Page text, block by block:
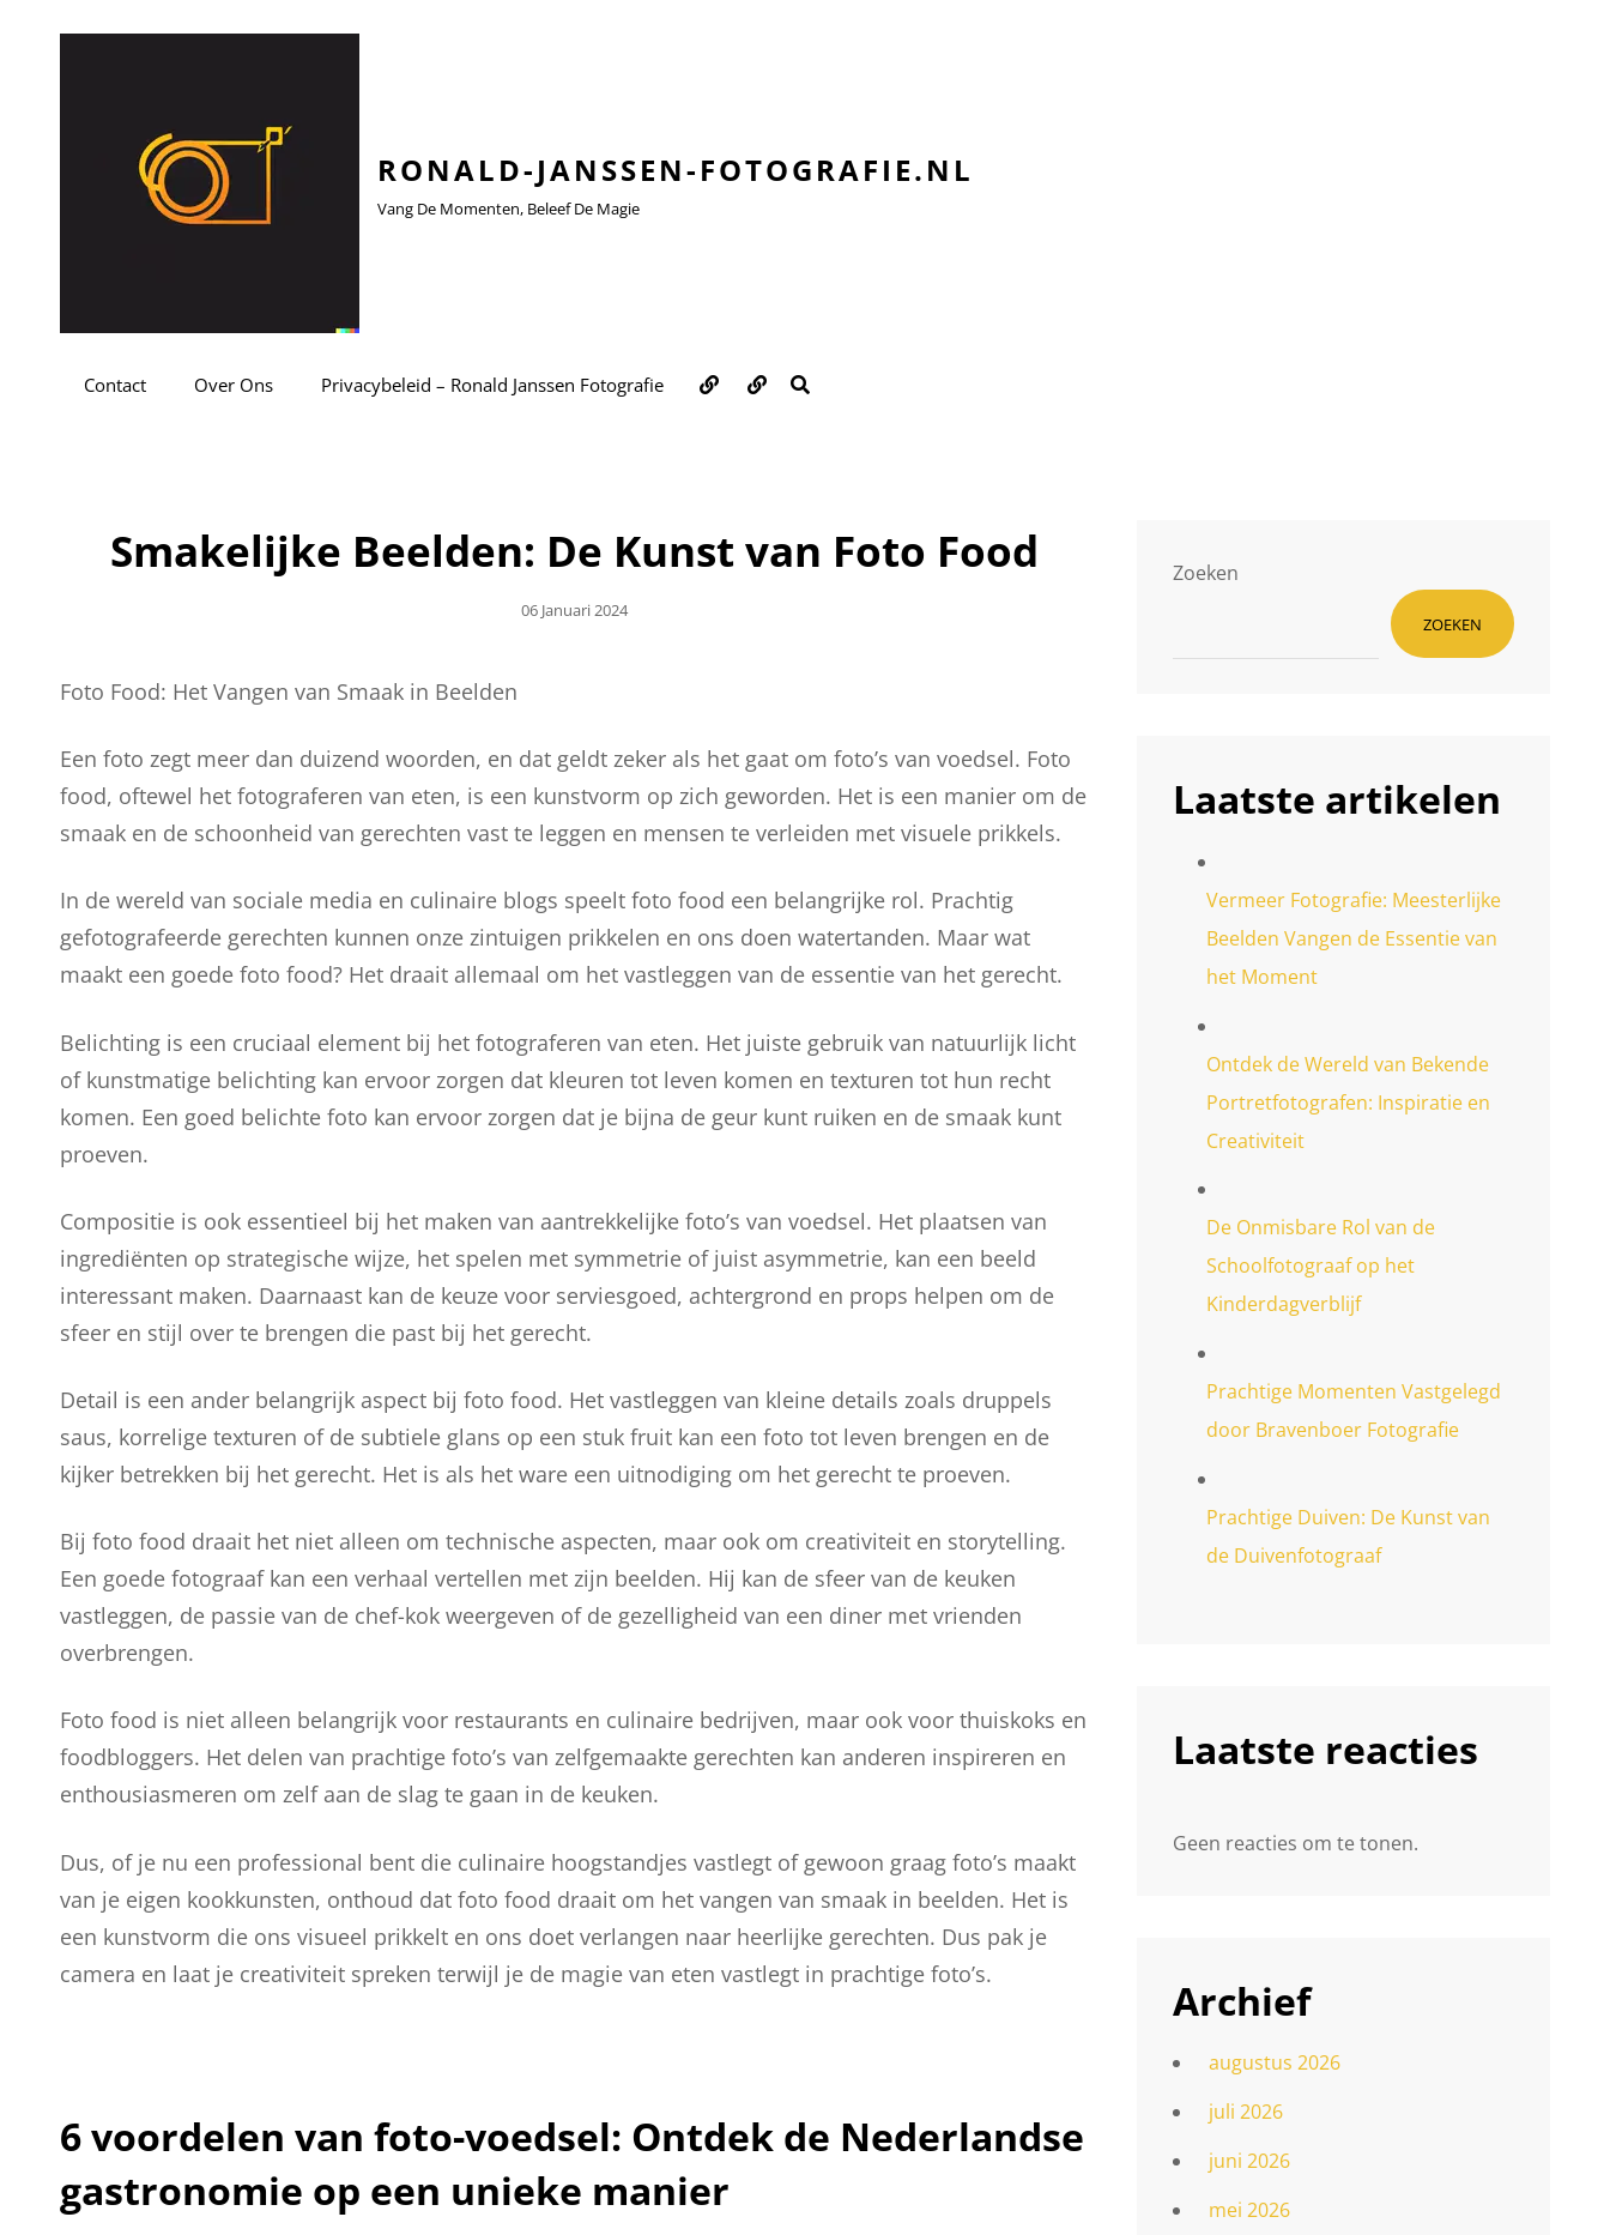
RONALD-JANSSEN-FOTOGRAFIE.NL
Vang De Momenten, Beleef De Magie
Contact Over Ons Privacybeleid – Ronald Janssen Fotografie Over
ons
Contact
Smakelijke Beelden: De Kunst van Foto Food
Geplaatst
06 Januari 2024
Foto Food: Het Vangen van Smaak in Beelden
Een foto zegt meer dan duizend woorden, en dat geldt zeker als het gaat om foto’s van voedsel. Foto
food, oftewel het fotograferen van eten, is een kunstvorm op zich geworden. Het is een manier om de
smaak en de schoonheid van gerechten vast te leggen en mensen te verleiden met visuele prikkels.
In de wereld van sociale media en culinaire blogs speelt foto food een belangrijke rol. Prachtig
gefotografeerde gerechten kunnen onze zintuigen prikkelen en ons doen watertanden. Maar wat
maakt een goede foto food? Het draait allemaal om het vastleggen van de essentie van het gerecht.
Belichting is een cruciaal element bij het fotograferen van eten. Het juiste gebruik van natuurlijk licht
of kunstmatige belichting kan ervoor zorgen dat kleuren tot leven komen en texturen tot hun recht
komen. Een goed belichte foto kan ervoor zorgen dat je bijna de geur kunt ruiken en de smaak kunt
proeven.
Compositie is ook essentieel bij het maken van aantrekkelijke foto’s van voedsel. Het plaatsen van
ingrediënten op strategische wijze, het spelen met symmetrie of juist asymmetrie, kan een beeld
interessant maken. Daarnaast kan de keuze voor serviesgoed, achtergrond en props helpen om de
sfeer en stijl over te brengen die past bij het gerecht.
Detail is een ander belangrijk aspect bij foto food. Het vastleggen van kleine details zoals druppels
saus, korrelige texturen of de subtiele glans op een stuk fruit kan een foto tot leven brengen en de
kijker betrekken bij het gerecht. Het is als het ware een uitnodiging om het gerecht te proeven.
Bij foto food draait het niet alleen om technische aspecten, maar ook om creativiteit en storytelling.
Een goede fotograaf kan een verhaal vertellen met zijn beelden. Hij kan de sfeer van de keuken
vastleggen, de passie van de chef-kok weergeven of de gezelligheid van een diner met vrienden
overbrengen.
Foto food is niet alleen belangrijk voor restaurants en culinaire bedrijven, maar ook voor thuiskoks en
foodbloggers. Het delen van prachtige foto’s van zelfgemaakte gerechten kan anderen inspireren en
enthousiasmeren om zelf aan de slag te gaan in de keuken.
Dus, of je nu een professional bent die culinaire hoogstandjes vastlegt of gewoon graag foto’s maakt
van je eigen kookkunsten, onthoud dat foto food draait om het vangen van smaak in beelden. Het is
een kunstvorm die ons visueel prikkelt en ons doet verlangen naar heerlijke gerechten. Dus pak je
camera en laat je creativiteit spreken terwijl je de magie van eten vastlegt in prachtige foto’s.
6 voordelen van foto-voedsel: Ontdek de Nederlandse
gastronomie op een unieke manier
Zoeken
ZOEKEN
Laatste artikelen
Vermeer Fotografie: Meesterlijke
Beelden Vangen de Essentie van
het Moment
Ontdek de Wereld van Bekende
Portretfotografen: Inspiratie en
Creativiteit
De Onmisbare Rol van de
Schoolfotograaf op het
Kinderdagverblijf
Prachtige Momenten Vastgelegd
door Bravenboer Fotografie
Prachtige Duiven: De Kunst van
de Duivenfotograaf
Laatste reacties
Geen reacties om te tonen.
Archief
augustus 2026
juli 2026
juni 2026
mei 2026